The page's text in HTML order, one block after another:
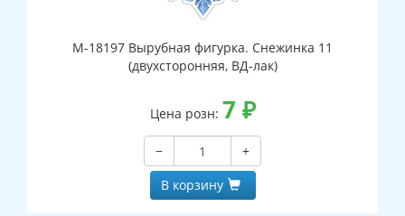
М-18197 Вырубная фигурка. Снежинка 11
(двухсторонняя, ВД-лак)
Цена розн: 7 ₽
−
+
В корзину